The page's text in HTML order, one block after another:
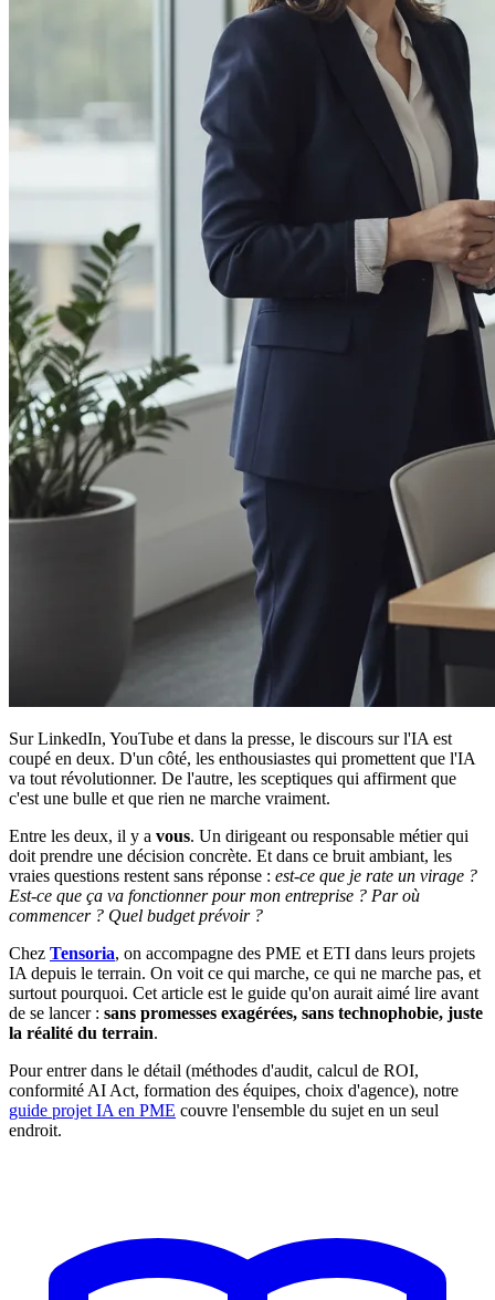
Sur LinkedIn, YouTube et dans la presse, le discours sur l'IA est
coupé en deux. D'un côté, les enthousiastes qui promettent que l'IA
va tout révolutionner. De l'autre, les sceptiques qui affirment que
c'est une bulle et que rien ne marche vraiment.
Entre les deux, il y a vous. Un dirigeant ou responsable métier qui
doit prendre une décision concrète. Et dans ce bruit ambiant, les
vraies questions restent sans réponse : est-ce que je rate un virage ?
Est-ce que ça va fonctionner pour mon entreprise ? Par où
commencer ? Quel budget prévoir ?
Chez Tensoria, on accompagne des PME et ETI dans leurs projets
IA depuis le terrain. On voit ce qui marche, ce qui ne marche pas, et
surtout pourquoi. Cet article est le guide qu'on aurait aimé lire avant
de se lancer : sans promesses exagérées, sans technophobie, juste
la réalité du terrain.
Pour entrer dans le détail (méthodes d'audit, calcul de ROI,
conformité AI Act, formation des équipes, choix d'agence), notre
guide projet IA en PME couvre l'ensemble du sujet en un seul
endroit.